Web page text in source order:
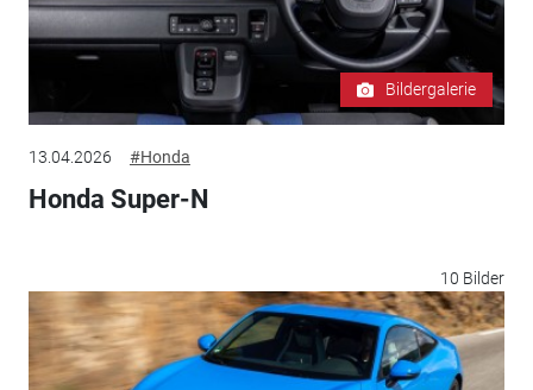
Bildergalerie
13.04.2026 #Honda
Honda Super-N
10 Bilder